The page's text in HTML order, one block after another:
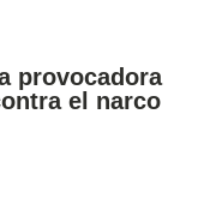
provocadora
el narco